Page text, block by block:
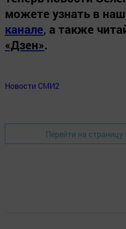
можете узнать в
канале, а также
«Дзен».
Новости СМИ2
Перейти на страницу